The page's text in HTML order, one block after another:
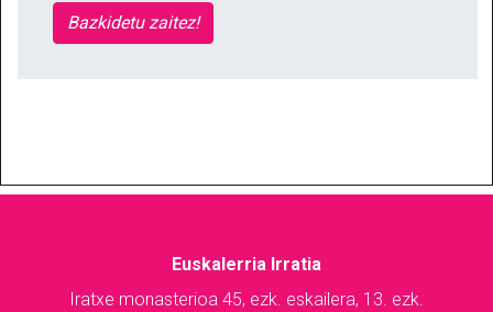
Bazkidetu zaitez!
Euskalerria Irratia
Iratxe monasterioa 45, ezk. eskailera, 13. ezk.